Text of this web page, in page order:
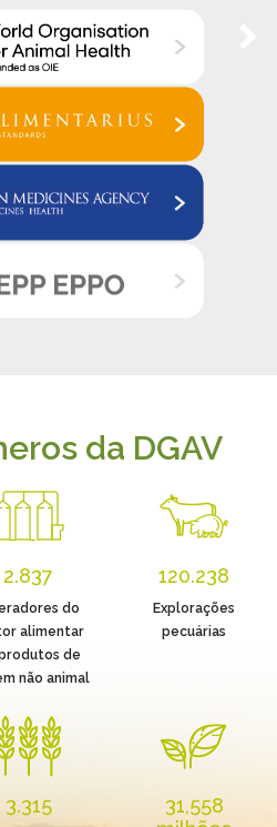
da DGAV
2.837
do
alimentar
de
não animal
120.238
Explorações
pecuárias
3.315
31,558